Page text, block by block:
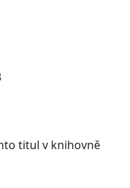
titul v knihovně